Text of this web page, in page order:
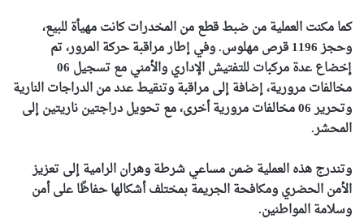
كما مكنت العملية من ضبط قطع من المخدرات كانت مهيأة للبيع،
وحجز 1196 قرص مهلوس. وفي إطار مراقبة حركة المرور، تم
إخضاع عدة مركبات للتفتيش الإداري والأمني مع تسجيل 06
مخالفات مرورية، إضافة إلى مراقبة وتنقيط عدد من الدراجات النارية
وتحرير 06 مخالفات مرورية أخرى، مع تحويل دراجتين ناريتين إلى
المحشر.
وتندرج هذه العملية ضمن مساعي شرطة وهران الرامية إلى تعزيز
الأمن الحضري ومكافحة الجريمة بمختلف أشكالها حفاظًا على أمن
وسلامة المواطنين.